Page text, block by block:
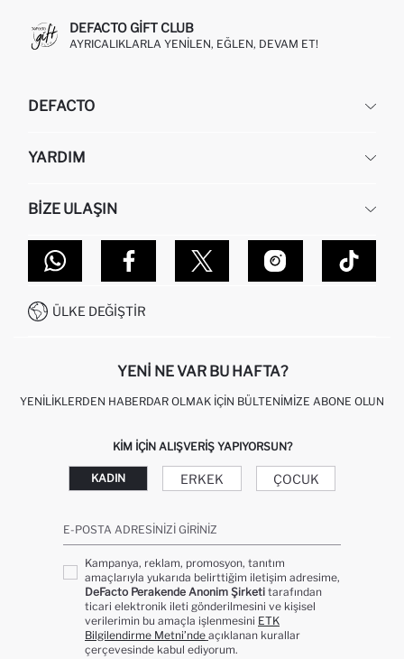
DEFACTO GIFT CLUB
AYRICALIKLARLA YENILEN, EĞLEN, DEVAM ET!
DEFACTO
HAKKIMIZDA
KURUMSAL SATIŞ
DEFACTO TEKNOLOJI
SITEMAP
YARDIM
SIPARIŞIMI NASIL TAKIP EDERIM?
NASIL İADE EDERIM?
GIFT CLUB SIKÇA SORULAN SORULAR
İŞLEM REHBERI
KAMPANYALAR
BIZE ULAŞIN
MAĞAZALARIMIZ
İLETIŞIM FORMU
0850 333 22 86
ÜLKE DEĞIŞTIR
YENI NE VAR BU HAFTA?
YENILIKLERDEN HABERDAR OLMAK İÇIN BÜLTENIMIZE ABONE OLUN
KIM IÇIN ALIŞVERIŞ YAPIYORSUN?
KADIN ERKEK ÇOCUK
E-POSTA ADRESINIZI GIRINIZ
Kampanya, reklam, promosyon, tanıtım
amaçlarıyla yukarıda belirttiğim iletişim adresime,
DeFacto Perakende Anonim Şirketi tarafından
ticari elektronik ileti gönderilmesini ve kişisel
verilerimin bu amaçla işlenmesini ETK
Bilgilendirme Metni’nde açıklanan kurallar
çerçevesinde kabul ediyorum.